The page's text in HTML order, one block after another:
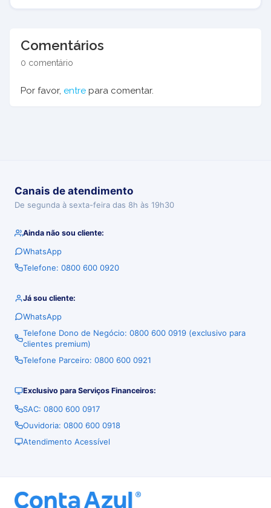
Comentários
0 comentário
Por favor, entre para comentar.
Canais de atendimento
De segunda à sexta-feira das 8h às 19h30
Ainda não sou cliente:
WhatsApp
Telefone: 0800 600 0920
Já sou cliente:
WhatsApp
Telefone Dono de Negócio: 0800 600 0919 (exclusivo para
clientes premium)
Telefone Parceiro: 0800 600 0921
Exclusivo para Serviços Financeiros:
SAC: 0800 600 0917
Ouvidoria: 0800 600 0918
Atendimento Acessível